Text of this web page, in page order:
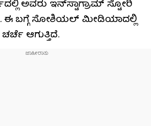
ಅವರು ಇನ್​ಸ್ಟಾಗ್ರಾಮ್ ಸ್ಟೋರಿ
ಈ ಬಗ್ಗೆ ಸೋಶಿಯಲ್ ಮೀಡಿಯಾದಲ್ಲಿ
ಆಗುತ್ತಿದೆ.